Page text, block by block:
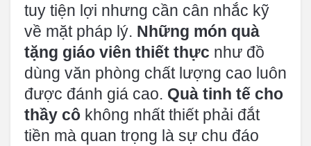
tuy tiện lợi nhưng cần cân nhắc kỹ
về mặt pháp lý. Những món quà
tặng giáo viên thiết thực như đồ
dùng văn phòng chất lượng cao luôn
được đánh giá cao. Quà tinh tế cho
thầy cô không nhất thiết phải đắt
tiền mà quan trọng là sự chu đáo